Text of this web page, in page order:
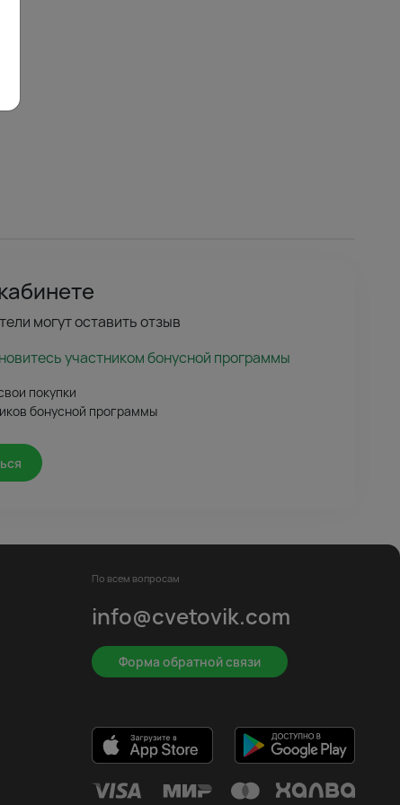
могут оставить отзыв
участником бонусной программы
покупки
бонусной программы
По всем вопросам
info@cvetovik.com
Форма обратной связи